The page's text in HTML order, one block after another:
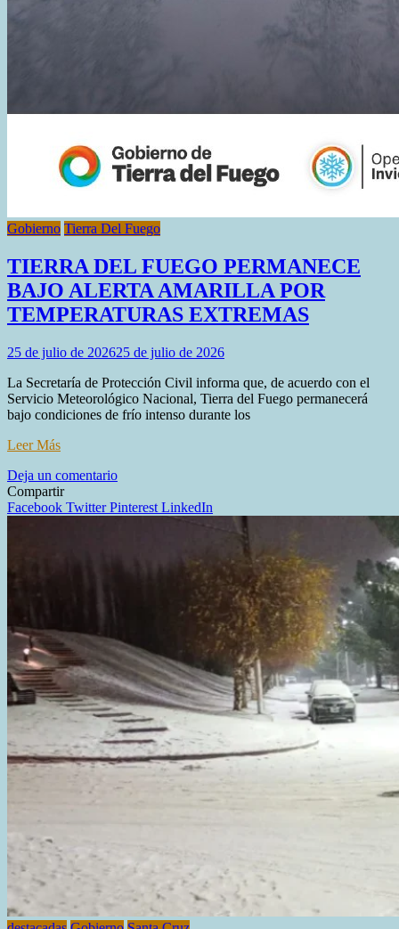
Gobierno Tierra Del Fuego
TIERRA DEL FUEGO PERMANECE
BAJO ALERTA AMARILLA POR
TEMPERATURAS EXTREMAS
25 de julio de 202625 de julio de 2026
La Secretaría de Protección Civil informa que, de acuerdo con el
Servicio Meteorológico Nacional, Tierra del Fuego permanecerá
bajo condiciones de frío intenso durante los
Leer Más
Deja un comentarioen
DEL
TEMPERATURAS
Compartir
Facebook TwitterPinterest LinkedIn